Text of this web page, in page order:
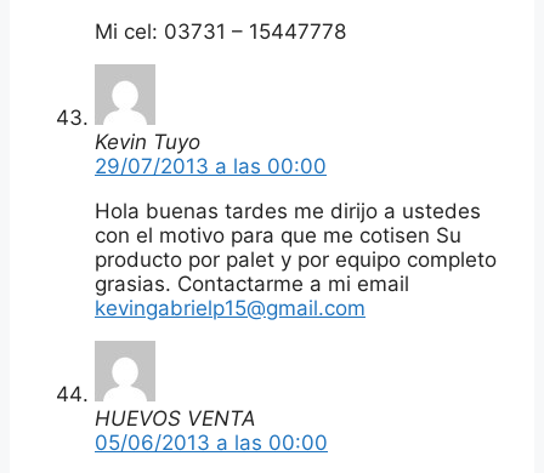
Mi cel: 03731 – 15447778
Kevin Tuyo
29/07/2013 a las 00:00
Hola buenas tardes me dirijo a ustedes
con el motivo para que me cotisen Su
producto por palet y por equipo completo
grasias. Contactarme a mi email
kevingabrielp15@gmail.com
HUEVOS VENTA
05/06/2013 a las 00:00